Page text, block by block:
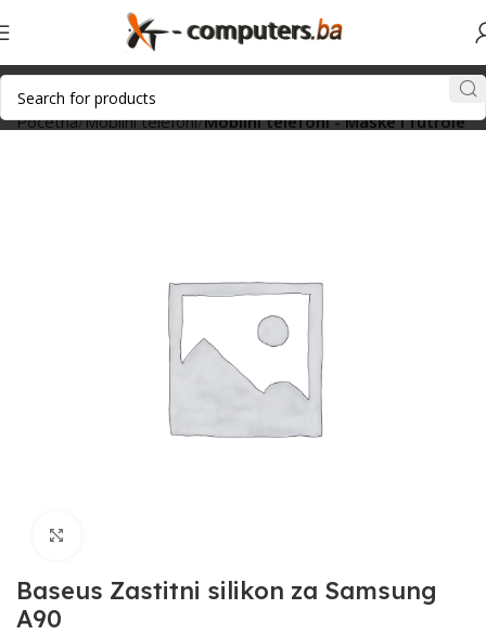
Početna Mobilni telefoni Mobilni telefoni - Maske i futrole
Baseus Zastitni silikon za Samsung
A90